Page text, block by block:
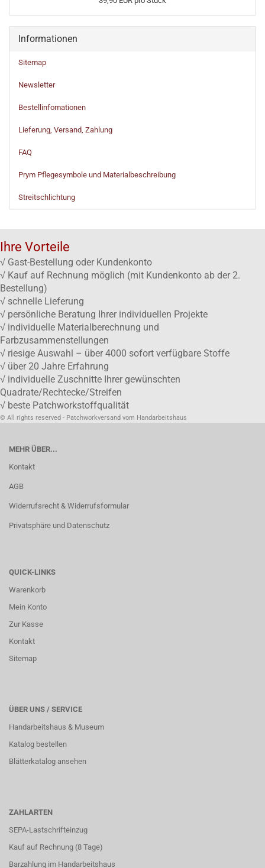
Informationen
Sitemap
Newsletter
Bestellinfomationen
Lieferung, Versand, Zahlung
FAQ
Prym Pflegesymbole und Materialbeschreibung
Streitschlichtung
Ihre Vorteile
√ Gast-Bestellung oder Kundenkonto
√ Kauf auf Rechnung möglich (mit Kundenkonto ab der 2.
Bestellung)
√ schnelle Lieferung
√ persönliche Beratung Ihrer individuellen Projekte
√ individuelle Materialberechnung und
Farbzusammenstellungen
√ riesige Auswahl – über 4000 sofort verfügbare Stoffe
√ über 20 Jahre Erfahrung
√ individuelle Zuschnitte Ihrer gewünschten
Quadrate/Rechtecke/Streifen
√ beste Patchworkstoffqualität
© All rights reserved - Patchworkversand vom Handarbeitshaus
MEHR ÜBER...
Kontakt
AGB
Widerrufsrecht & Widerrufsformular
Privatsphäre und Datenschutz
QUICK-LINKS
Warenkorb
Mein Konto
Zur Kasse
Kontakt
Sitemap
ÜBER UNS / SERVICE
Handarbeitshaus & Museum
Katalog bestellen
Blätterkatalog ansehen
ZAHLARTEN
SEPA-Lastschrifteinzug
Kauf auf Rechnung (8 Tage)
Barzahlung im Handarbeitshaus